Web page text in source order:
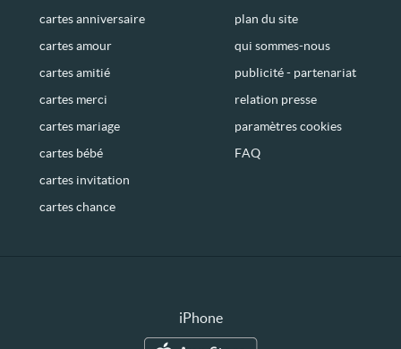
cartes anniversaire
cartes amour
cartes amitié
cartes merci
cartes mariage
cartes bébé
cartes invitation
cartes chance
plan du site
qui sommes-nous
publicité - partenariat
relation presse
paramètres cookies
FAQ
iPhone